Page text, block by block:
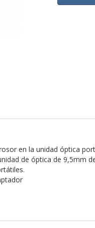
en la unidad óptica
de óptica de 9,5mm